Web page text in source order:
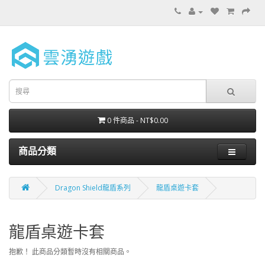
0 件商品 - NT$0.00
商品分類
Dragon Shield龍盾系列 龍盾桌遊卡套
龍盾桌遊卡套
抱歉！ 此商品分類暫時沒有相關商品。